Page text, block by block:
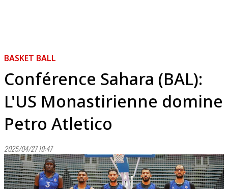
BASKET BALL
Conférence Sahara (BAL):
L'US Monastirienne domine
Petro Atletico
2025/04/27 19:47